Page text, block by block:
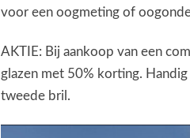
voor een oogmeting of
AKTIE: Bij aankoop van een
glazen met 50% korting.
tweede bril.